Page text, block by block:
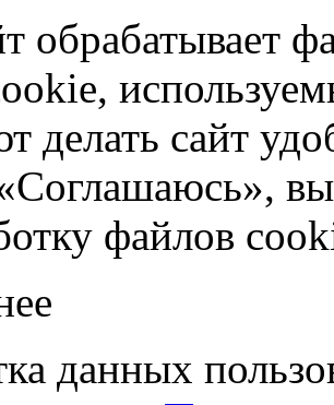
обрабатывает
делать сайт
вы
файлов
данных